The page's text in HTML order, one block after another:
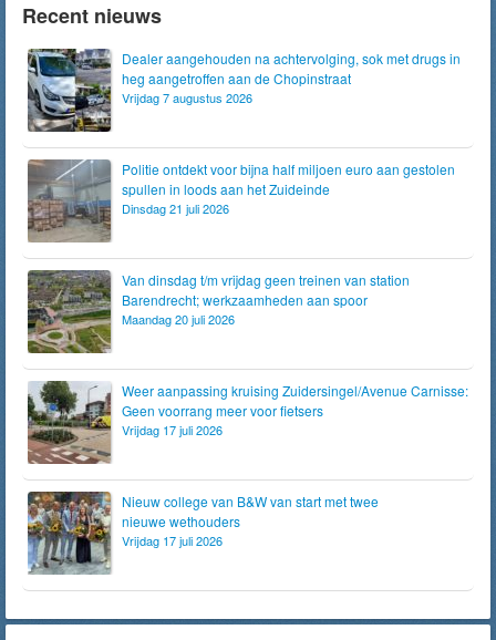
Recent nieuws
Dealer aangehouden na achtervolging, sok met drugs in
heg aangetroffen aan de Chopinstraat
Vrijdag 7 augustus 2026
Politie ontdekt voor bijna half miljoen euro aan gestolen
spullen in loods aan het Zuideinde
Dinsdag 21 juli 2026
Van dinsdag t/m vrijdag geen treinen van station
Barendrecht; werkzaamheden aan spoor
Maandag 20 juli 2026
Weer aanpassing kruising Zuidersingel/Avenue Carnisse:
Geen voorrang meer voor fietsers
Vrijdag 17 juli 2026
Nieuw college van B&W van start met twee
nieuwe wethouders
Vrijdag 17 juli 2026